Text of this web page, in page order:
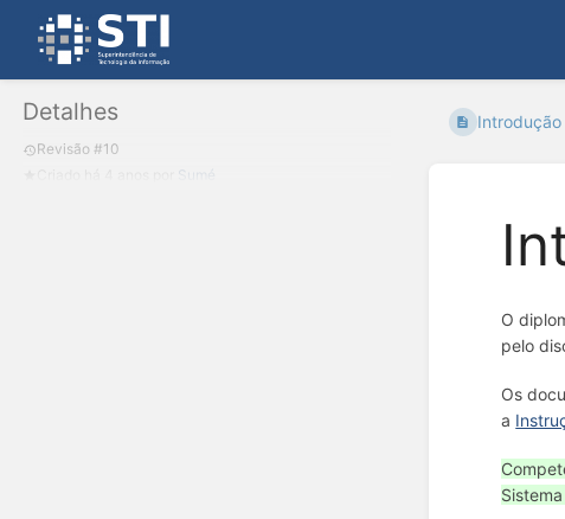
Detalhes
Revisão #10
Sumé
Introdução
O
pelo
Os
a